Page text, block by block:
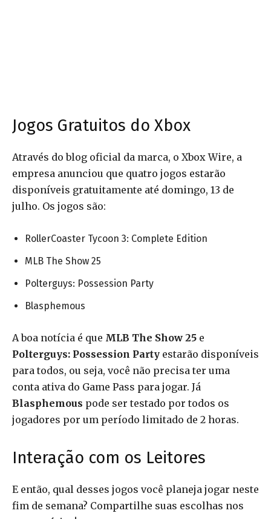
Jogos Gratuitos do Xbox
Através do blog oficial da marca, o Xbox Wire, a
empresa anunciou que quatro jogos estarão
disponíveis gratuitamente até domingo, 13 de
julho. Os jogos são:
RollerCoaster Tycoon 3: Complete Edition
MLB The Show 25
Polterguys: Possession Party
Blasphemous
A boa notícia é que MLB The Show 25 e
Polterguys: Possession Party estarão disponíveis
para todos, ou seja, você não precisa ter uma
conta ativa do Game Pass para jogar. Já
Blasphemous pode ser testado por todos os
jogadores por um período limitado de 2 horas.
Interação com os Leitores
E então, qual desses jogos você planeja jogar neste
fim de semana? Compartilhe suas escolhas nos